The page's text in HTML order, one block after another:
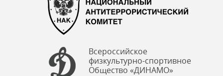
Всероссийское
физкультурно-спортивное
Общество «ДИНАМО»